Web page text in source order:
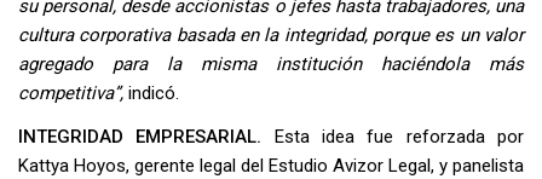
su personal, desde accionistas o jefes hasta trabajadores, una
cultura corporativa basada en la integridad, porque es un valor
agregado para la misma institución haciéndola más
competitiva”, indicó.
INTEGRIDAD EMPRESARIAL. Esta idea fue reforzada por
Kattya Hoyos, gerente legal del Estudio Avizor Legal, y panelista